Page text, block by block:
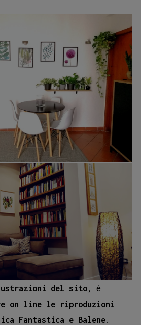
del sito , è
on line le riproduzioni
Fantastica e Balene